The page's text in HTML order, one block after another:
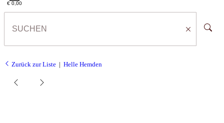
€ 0,00
Zurück zur Liste Helle Hemden